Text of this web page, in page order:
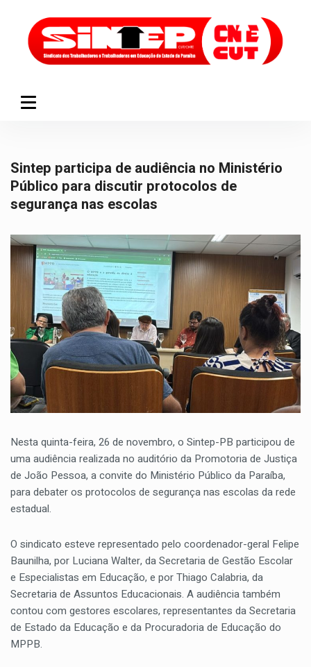
Sintep participa de audiência no Ministério
Público para discutir protocolos de
segurança nas escolas
Nesta quinta-feira, 26 de novembro, o Sintep-PB participou de
uma audiência realizada no auditório da Promotoria de Justiça
de João Pessoa, a convite do Ministério Público da Paraíba,
para debater os protocolos de segurança nas escolas da rede
estadual.
O sindicato esteve representado pelo coordenador-geral Felipe
Baunilha, por Luciana Walter, da Secretaria de Gestão Escolar
e Especialistas em Educação, e por Thiago Calabria, da
Secretaria de Assuntos Educacionais. A audiência também
contou com gestores escolares, representantes da Secretaria
de Estado da Educação e da Procuradoria de Educação do
MPPB.